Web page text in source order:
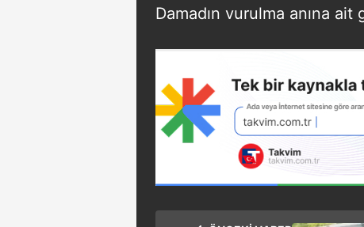
Damadın vurulma anına ait